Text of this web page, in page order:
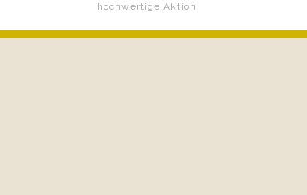
hochwertige Aktion